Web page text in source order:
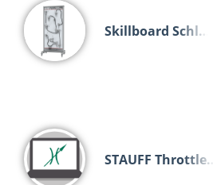
Skillboard Schl…
STAUFF Throttle…